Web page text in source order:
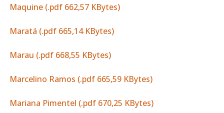
Maquine (.pdf 662,57 KBytes)
Maratá (.pdf 665,14 KBytes)
Marau (.pdf 668,55 KBytes)
Marcelino Ramos (.pdf 665,59 KBytes)
Mariana Pimentel (.pdf 670,25 KBytes)